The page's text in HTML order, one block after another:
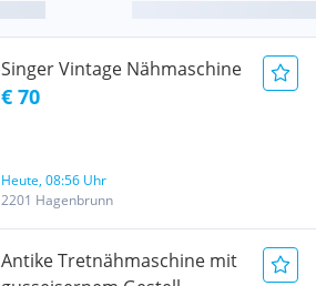
Singer Vintage Nähmaschine
€ 70
Heute, 08:56 Uhr
2201 Hagenbrunn
Antike Tretnähmaschine mit